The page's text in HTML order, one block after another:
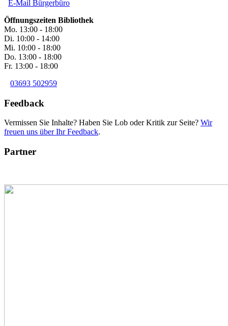
E-Mail Bürgerbüro
Öffnungszeiten Bibliothek
Mo. 13:00 - 18:00
Di. 10:00 - 14:00
Mi. 10:00 - 18:00
Do. 13:00 - 18:00
Fr. 13:00 - 18:00
03693 502959
Feedback
Vermissen Sie Inhalte? Haben Sie Lob oder Kritik zur Seite? Wir
freuen uns über Ihr Feedback.
Partner